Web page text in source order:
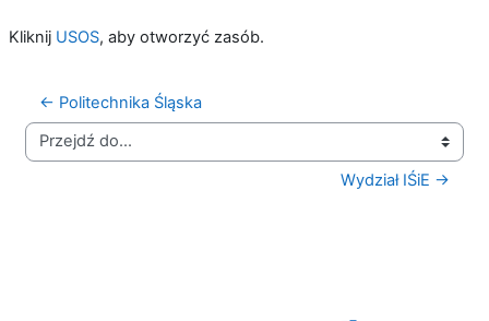
Kliknij USOS, aby otworzyć zasób.
← Politechnika Śląska
Przejdź do...
Wydział IŚiE →